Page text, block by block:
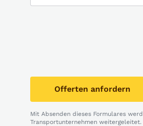
Offerten anfordern
Mit Absenden dieses Formulares
Transportunternehmen weitergeleitet.